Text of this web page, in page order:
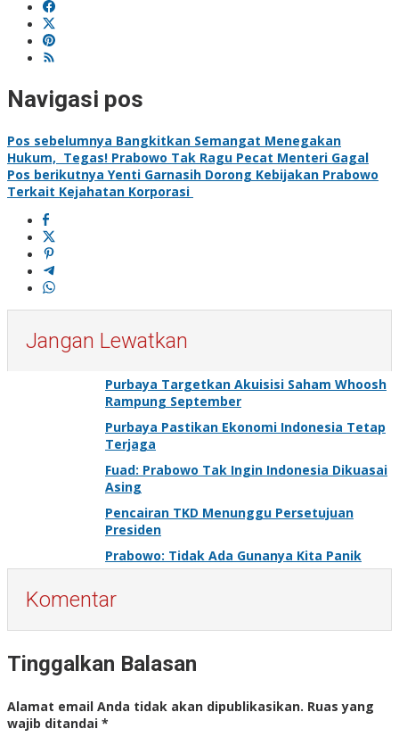
Navigasi pos
Pos sebelumnya Bangkitkan Semangat Menegakan
Hukum, Tegas! Prabowo Tak Ragu Pecat Menteri Gagal
Pos berikutnya Yenti Garnasih Dorong Kebijakan Prabowo
Terkait Kejahatan Korporasi
Jangan Lewatkan
Purbaya Targetkan Akuisisi Saham Whoosh
Rampung September
Purbaya Pastikan Ekonomi Indonesia Tetap
Terjaga
Fuad: Prabowo Tak Ingin Indonesia Dikuasai
Asing
Pencairan TKD Menunggu Persetujuan
Presiden
Prabowo: Tidak Ada Gunanya Kita Panik
Komentar
Tinggalkan Balasan
Alamat email Anda tidak akan dipublikasikan. Ruas yang
wajib ditandai *